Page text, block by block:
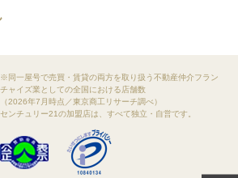
※同一屋号で売買・賃貸の両方を取り扱う不動産仲介フラン
チャイズ業としての全国における店舗数
（2026年7月時点／東京商工リサーチ調べ）
センチュリー21の加盟店は、すべて独立・自営です。